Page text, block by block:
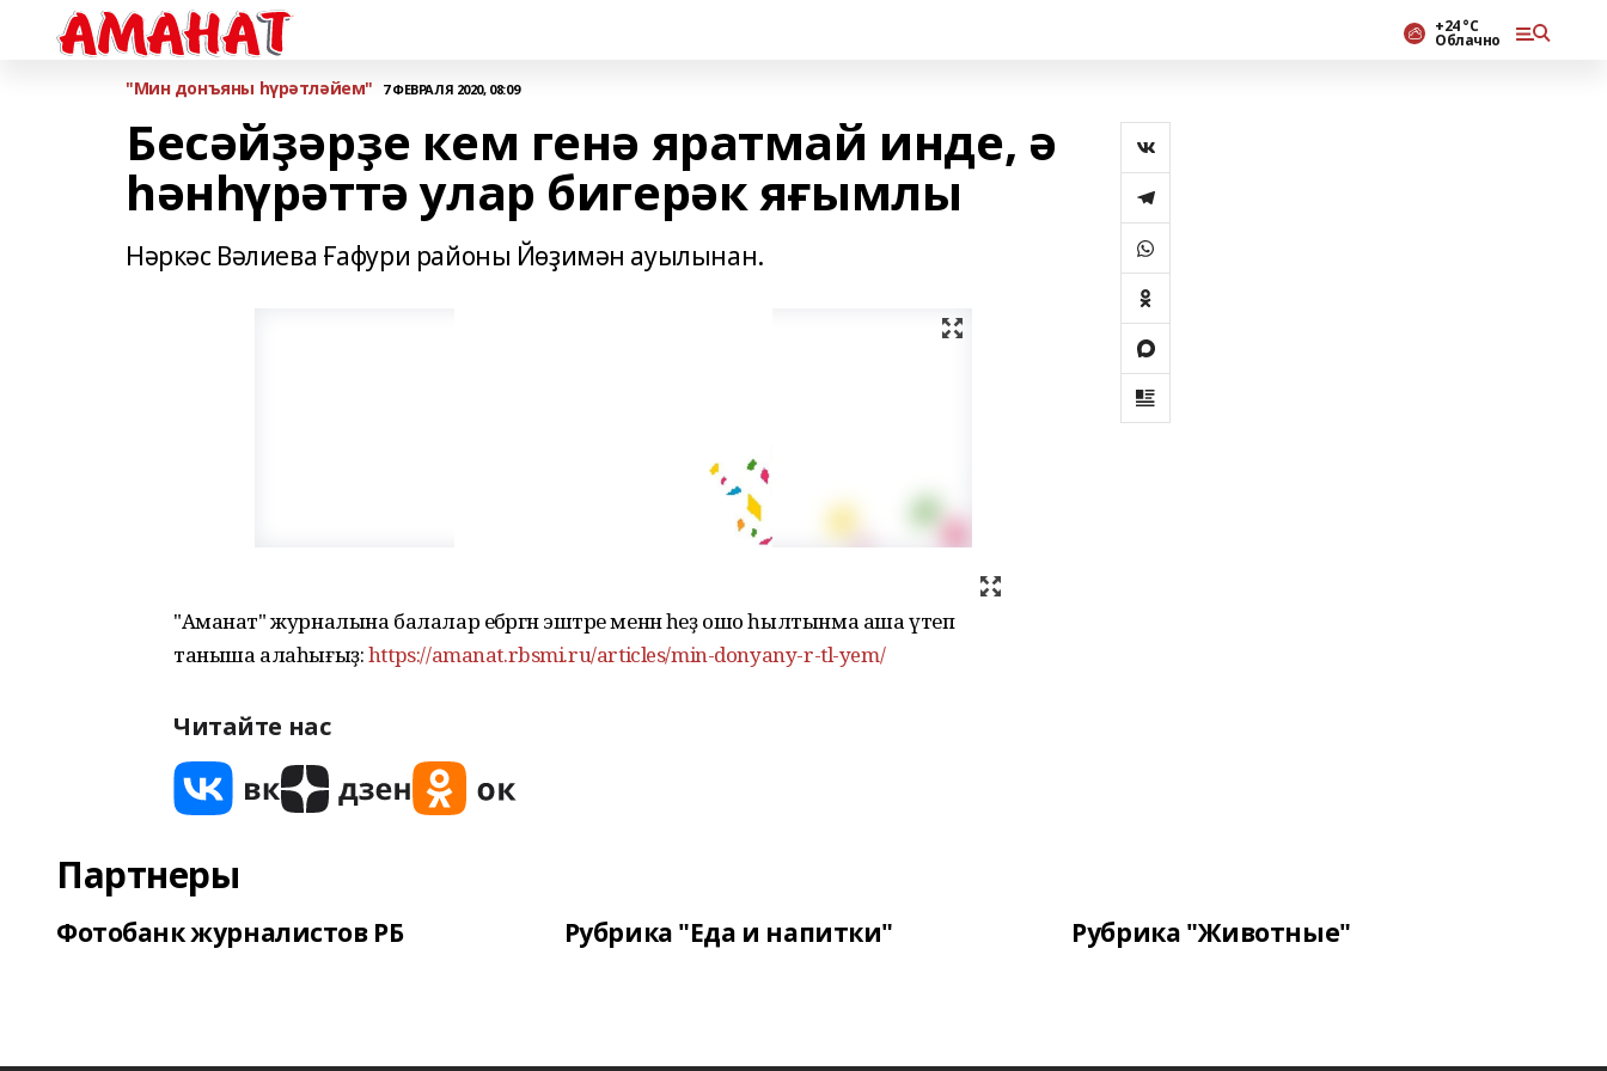
+24 °С
Облачно
"Мин донъяны һүрәтләйем" 7 ФЕВРАЛЯ 2020, 08:09
Бесәйҙәрҙе кем генә яратмай инде, ә
һәнһүрәттә улар бигерәк яғымлы
Нәркәс Вәлиева Ғафури районы Йөҙимән ауылынан.
"Аманат" журналына балалар ебәргән эштәре менән һеҙ ошо һылтынма аша үтеп
таныша алаһығыҙ:https://amanat.rbsmi.ru/articles/min-donyany-r-tl-yem/
Читайте нас
Партнеры
Фотобанк журналистов РБ Рубрика "Еда и напитки" Рубрика "Животные"